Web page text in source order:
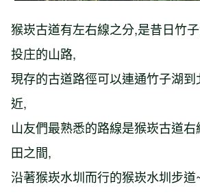
猴崁古道有左右線之分,是昔日竹
投庄的山路,
現存的古道路徑可以連通竹子湖
近,
山友們最熟悉的路線是猴崁古道
田之間,
沿著猴崁水圳而行的猴崁水圳步道